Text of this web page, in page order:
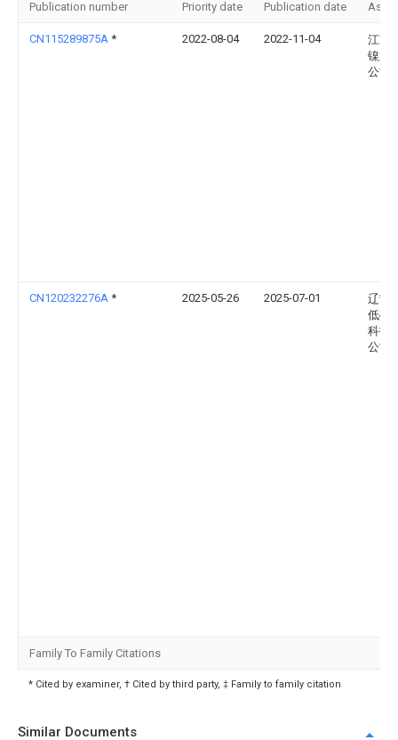
Publication number Priority date Publication date
CN115289875A * 2022-08-04 2022-11-04
江苏
镍业
公司
CN120232276A * 2025-05-26 2025-07-01
辽宁
低碳
科技
公司
Family To Family Citations
* Cited by examiner, † Cited by third party, ‡ Family to family citation
Similar Documents